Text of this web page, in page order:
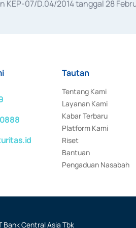
KEP-07/D.04/2014 tanggal 28
Tautan
Tentang Kami
Layanan Kami
Kabar Terbaru
Platform Kami
Riset
Bantuan
Pengaduan Nasabah
Bank Central Asia Tbk